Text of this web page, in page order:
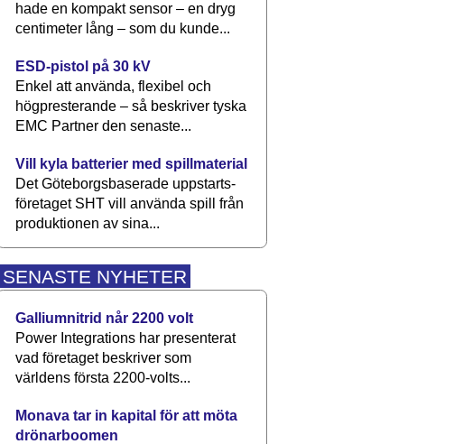
hade en kompakt sensor – en dryg
centimeter lång – som du kunde...
ESD-pistol på 30 kV
Enkel att använda, flexibel och
högpresterande – så beskriver tyska
EMC Partner den senaste...
Vill kyla batterier med spillmaterial
Det Göteborgsbaserade upp­starts­
företaget SHT vill använda spill från
produktionen av sina...
SENASTE NYHETER
Galliumnitrid når 2200 volt
Power Integrations har presenterat
vad företaget beskriver som
världens första 2200-volts...
Monava tar in kapital för att möta
drönarboomen